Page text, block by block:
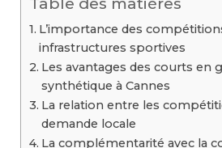
L’importance des
infrastructures sportives
Les avantages des courts en
synthétique à Cannes
La relation entre les
demande locale
La complémentarité avec la